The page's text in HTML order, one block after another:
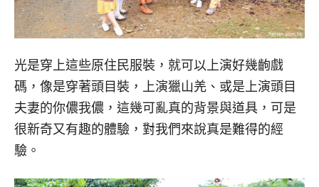
光是穿上這些原住民服裝，就可以上演好幾齣戲
碼，像是穿著頭目裝，上演獵山羌、或是上演頭目
夫妻的你儂我儂，這幾可亂真的背景與道具，可是
很新奇又有趣的體驗，對我們來說真是難得的經
驗。